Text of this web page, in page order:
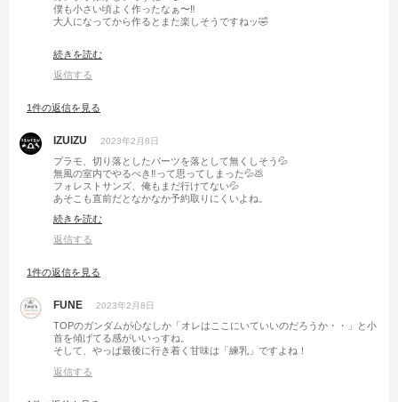
僕も小さい頃よく作ったなぁ〜‼︎
大人になってから作るとまた楽しそうですねッ🤣
練乳も好きだし、基本甘いのが大好きですッ🤭💦笑笑
続きを読む
返信する
1件の返信を見る
IZUIZU 2023年2月8日
プラモ、切り落としたパーツを落として無くしそう💦
無風の室内でやるべき‼️って思ってしまった💦💩
フォレストサンズ、俺もまだ行けてない💦
あそこも直前だとなかなか予約取りにくいよね。
す。
続きを読む
返信する
1件の返信を見る
FUNE 2023年2月8日
TOPのガンダムが心なしか「オレはここにいていいのだろうか・・」と小
首を傾げてる感がいいっすね。
そして、やっぱ最後に行き着く甘味は「練乳」ですよね！
返信する